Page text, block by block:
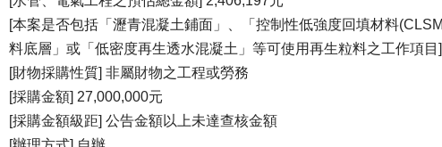
[本案是否包括「瀝青混凝土鋪面」、「控制性低強度回填材料
料底層」或「低密度再生透水混凝土」等可使用再生粒料之工作項目
[財物採購性質] 非屬財物之工程或勞務
[採購金額] 27,000,000元
[採購金額級距] 公告金額以上未達查核金額